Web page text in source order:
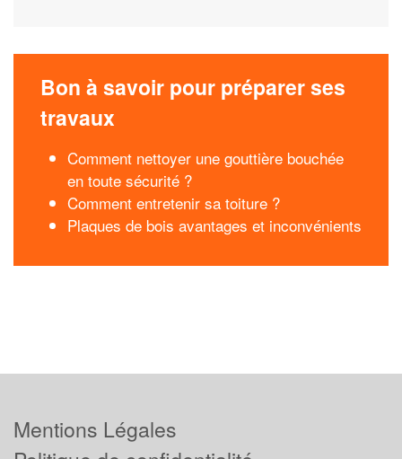
Bon à savoir pour préparer ses
travaux
Comment nettoyer une gouttière bouchée
en toute sécurité ?
Comment entretenir sa toiture ?
Plaques de bois avantages et inconvénients
Mentions Légales